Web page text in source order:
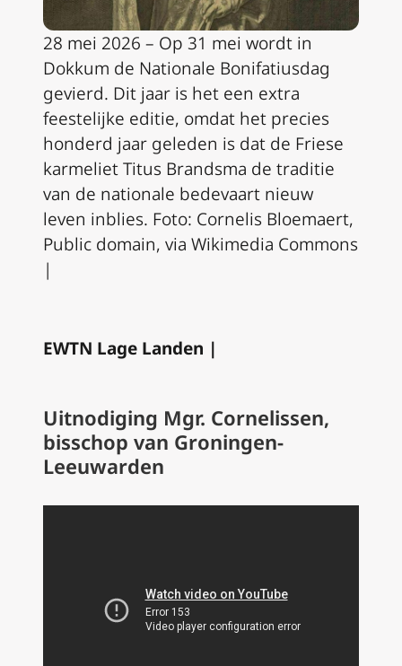
28 mei 2026 – Op 31 mei wordt in
Dokkum de Nationale Bonifatiusdag
gevierd. Dit jaar is het een extra
feestelijke editie, omdat het precies
honderd jaar geleden is dat de Friese
karmeliet Titus Brandsma de traditie
van de nationale bedevaart nieuw
leven inblies. Foto: Cornelis Bloemaert,
Public domain, via Wikimedia Commons
|
EWTN Lage Landen |
Uitnodiging Mgr. Cornelissen,
bisschop van Groningen-
Leeuwarden